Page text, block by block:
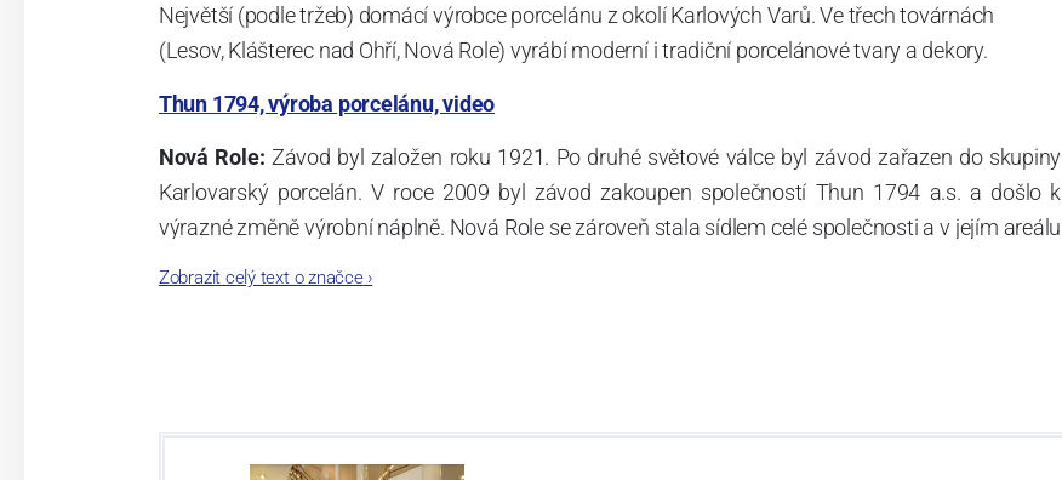
Největší (podle tržeb) domácí výrobce porcelánu z okolí Karlových Varů. Ve třech továrnách
(Lesov, Klášterec nad Ohří, Nová Role) vyrábí moderní i tradiční porcelánové tvary a dekory.
Thun 1794, výroba porcelánu, video
Nová Role: Závod byl založen roku 1921. Po druhé světové válce byl závod zařazen do skupiny
Karlovarský porcelán. V roce 2009 byl závod zakoupen společností Thun 1794 a.s. a došlo k
výrazné změně výrobní náplně. Nová Role se zároveň stala sídlem celé společnosti a v jejím areálu
Zobrazit celý text o značce›